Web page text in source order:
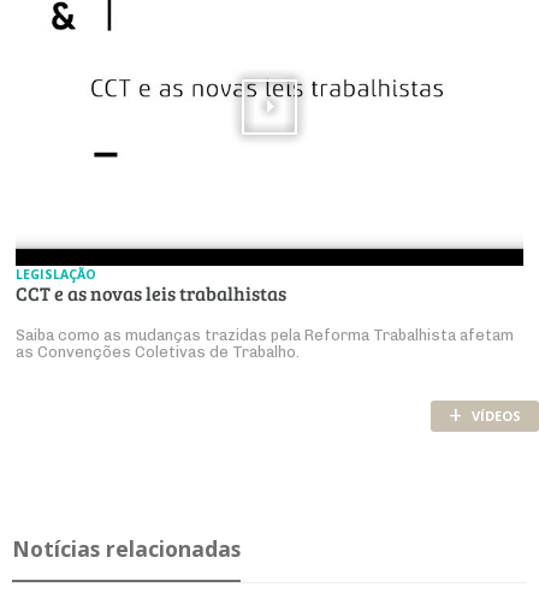
LEGISLAÇÃO
CCT e as novas leis trabalhistas
Saiba como as mudanças trazidas pela Reforma Trabalhista afetam
as Convenções Coletivas de Trabalho.
+ VÍDEOS
Notícias relacionadas